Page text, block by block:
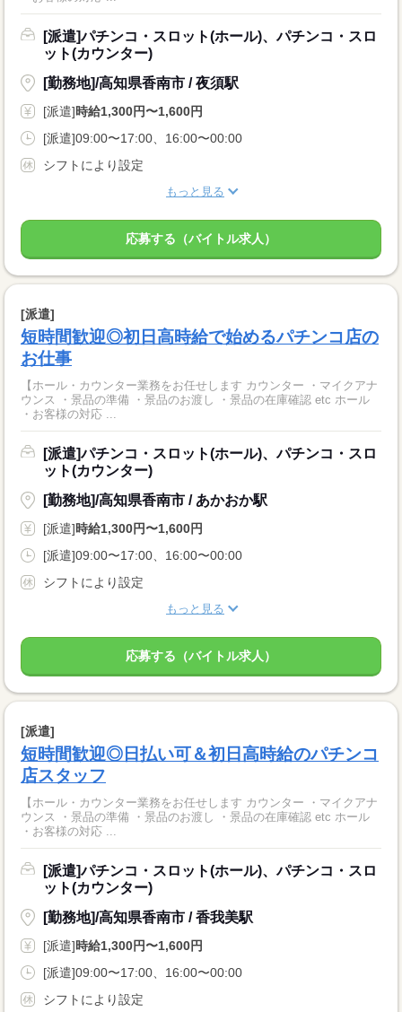
[派遣]パチンコ・スロット(ホール)、パチンコ・スロ
ット(カウンター)
[勤務地]/高知県香南市 / 夜須駅
[派遣]時給1,300円〜1,600円
[派遣]09:00〜17:00、16:00〜00:00
シフトにより設定
もっと見る
応募する（バイトル求人）
[派遣]
短時間歓迎◎初日高時給で始めるパチンコ店の
お仕事
【ホール・カウンター業務をお任せします カウンター ・マイクアナ
ウンス ・景品の準備 ・景品のお渡し ・景品の在庫確認 etc ホール
・お客様の対応 ...
[派遣]パチンコ・スロット(ホール)、パチンコ・スロ
ット(カウンター)
[勤務地]/高知県香南市 / あかおか駅
[派遣]時給1,300円〜1,600円
[派遣]09:00〜17:00、16:00〜00:00
シフトにより設定
もっと見る
応募する（バイトル求人）
[派遣]
短時間歓迎◎日払い可＆初日高時給のパチンコ
店スタッフ
【ホール・カウンター業務をお任せします カウンター ・マイクアナ
ウンス ・景品の準備 ・景品のお渡し ・景品の在庫確認 etc ホール
・お客様の対応 ...
[派遣]パチンコ・スロット(ホール)、パチンコ・スロ
ット(カウンター)
[勤務地]/高知県香南市 / 香我美駅
[派遣]時給1,300円〜1,600円
[派遣]09:00〜17:00、16:00〜00:00
シフトにより設定